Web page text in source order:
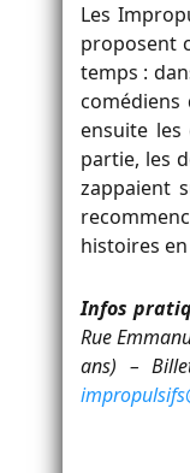
Les
proposent
temps :
ensuite
partie, les
zappaient
histoires
Infos
Rue
ans) –